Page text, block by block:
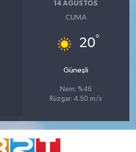
14 AĞUSTOS
CUMA
20°
Güneşli
Nem: %46
Rüzgar: 4.50 m/s